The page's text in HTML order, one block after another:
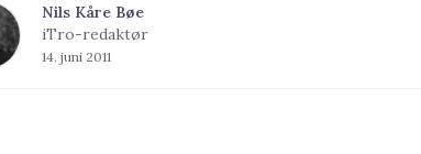
Nils Kåre Bøe
iTro-redaktør
14. juni 2011